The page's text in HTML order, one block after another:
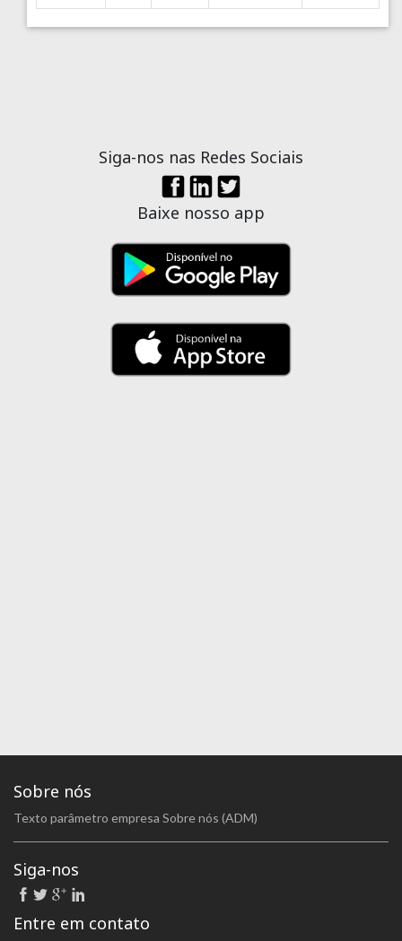
Siga-nos nas Redes Sociais
Baixe nosso app
Sobre nós
Texto parâmetro empresa Sobre nós (ADM)
Siga-nos
Entre em contato